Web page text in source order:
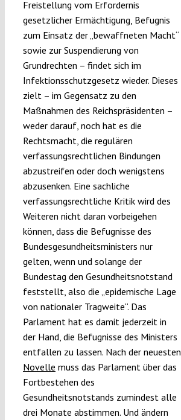
Freistellung vom Erfordernis
gesetzlicher Ermächtigung, Befugnis
zum Einsatz der „bewaffneten Macht“
sowie zur Suspendierung von
Grundrechten – findet sich im
Infektionsschutzgesetz wieder. Dieses
zielt – im Gegensatz zu den
Maßnahmen des Reichspräsidenten –
weder darauf, noch hat es die
Rechtsmacht, die regulären
verfassungsrechtlichen Bindungen
abzustreifen oder doch wenigstens
abzusenken. Eine sachliche
verfassungsrechtliche Kritik wird des
Weiteren nicht daran vorbeigehen
können, dass die Befugnisse des
Bundesgesundheitsministers nur
gelten, wenn und solange der
Bundestag den Gesundheitsnotstand
feststellt, also die „epidemische Lage
von nationaler Tragweite“. Das
Parlament hat es damit jederzeit in
der Hand, die Befugnisse des Ministers
entfallen zu lassen. Nach der neuesten
Novelle muss das Parlament über das
Fortbestehen des
Gesundheitsnotstands zumindest alle
drei Monate abstimmen. Und ändern